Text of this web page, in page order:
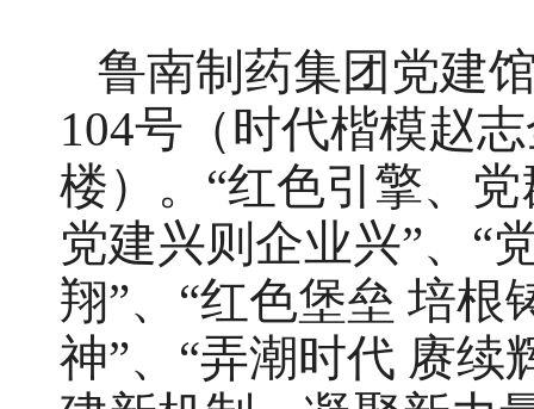
鲁南制药集团党建
104号（时代楷模赵
楼）。“红色引擎、
党建兴则企业兴”、“
翔”、“红色堡垒 培根
神”、“弄潮时代 赓续